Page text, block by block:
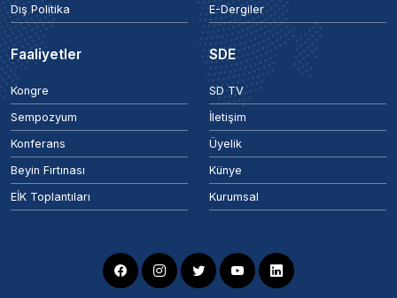
Dış Politika
E-Dergiler
Faaliyetler
Kongre
Sempozyum
Konferans
Beyin Fırtınası
EİK Toplantıları
SDE
SD TV
İletişim
Üyelik
Künye
Kurumsal